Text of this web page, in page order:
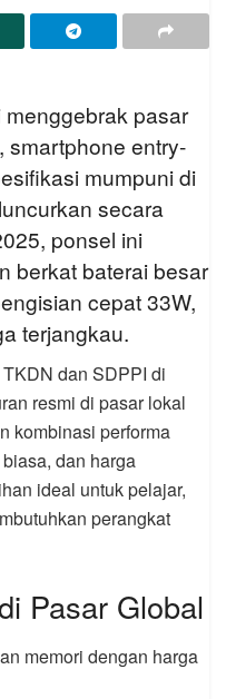
pasar
smartphone entry-
mumpuni di
secara
ponsel ini
berkat baterai besar
cepat 33W,
terjangkau.
dan SDPPI di
resmi di pasar lokal
kombinasi performa
dan harga
ideal untuk pelajar,
perangkat
Pasar Global
memori dengan harga